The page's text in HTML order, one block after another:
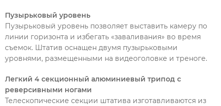
Пузырьковый уровень
Пузырьковый уровень позволяет выставить камеру по
линии горизонта и избегать «заваливания» во время
съемок. Штатив оснащен двумя пузырьковыми
уровнями, размещенными на видеоголовке и треноге.
Легкий 4 секционный алюминиевый трипод с
реверсивными ногами
Телескопические секции штатива изготавливаются из